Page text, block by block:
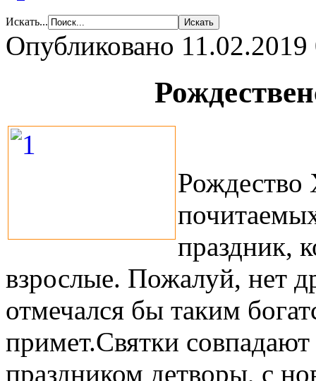
Искать...
Опубликовано 11.02.2019
Рождество
праздник,
взрослые. Пожалуй, нет
отмечался бы таким
примет.Святки
праздником детворы, с